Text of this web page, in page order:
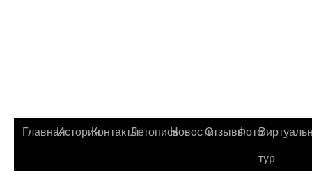
ГлавнаяИсторияКонтактыЛетописьНовостиОтзывыФото
тур